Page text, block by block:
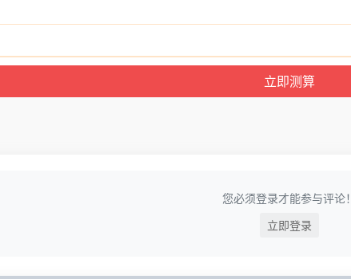
您必须登录才能参与评论！
立即登录